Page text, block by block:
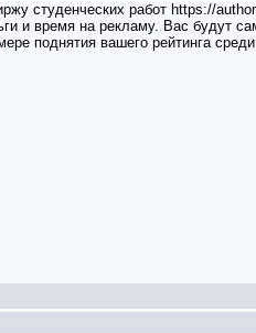
студенческих работ https://
и время на рекламу. Вас будут
поднятия вашего рейтинга